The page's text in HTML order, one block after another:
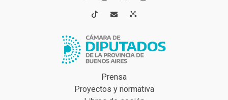
 
Prensa
Proyectos y normativa